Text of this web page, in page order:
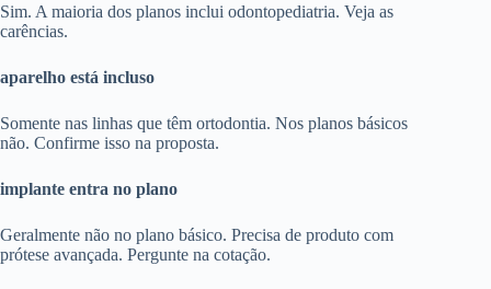
Sim. A maioria dos planos inclui odontopediatria. Veja as
carências.
aparelho está incluso
Somente nas linhas que têm ortodontia. Nos planos básicos
não. Confirme isso na proposta.
implante entra no plano
Geralmente não no plano básico. Precisa de produto com
prótese avançada. Pergunte na cotação.